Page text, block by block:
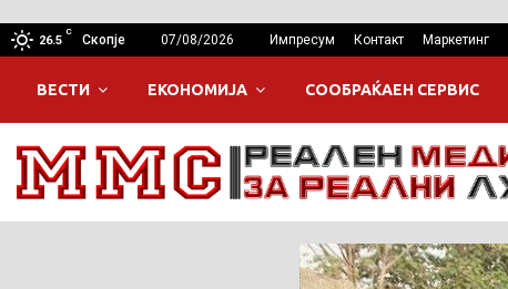
26.5
C
Скопје 07/08/2026 Импресум Контакт Маркетинг
ВЕСТИ ЕКОНОМИЈА СООБРАЌАЕН СЕРВИС